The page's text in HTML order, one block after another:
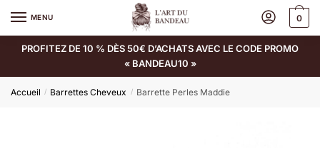
MENU 0
PROFITEZ DE 10 % DÈS 50€ D’ACHATS AVEC LE CODE PROMO
« BANDEAU10 »
Accueil / Barrettes Cheveux / Barrette Perles Maddie